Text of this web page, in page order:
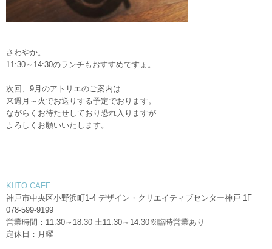
さわやか。
11:30～14:30のランチもおすすめですょ。
次回、9月のアトリエのご案内は
来週月～火でお送りする予定でおります。
ながらくお待たせしており恐れ入りますが
よろしくお願いいたします。
KIITO CAFE
神戸市中央区小野浜町1-4 デザイン・クリエイティブセンター神戸 1F
078-599-9199
営業時間：11:30～18:30 土11:30～14:30※臨時営業あり
定休日：月曜